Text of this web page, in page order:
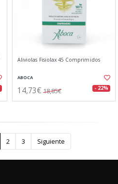
Aliviolas Fisiolax 45 Comprimidos
ABOCA
14,73€ 18,85€ - 22%
2 3 Siguiente